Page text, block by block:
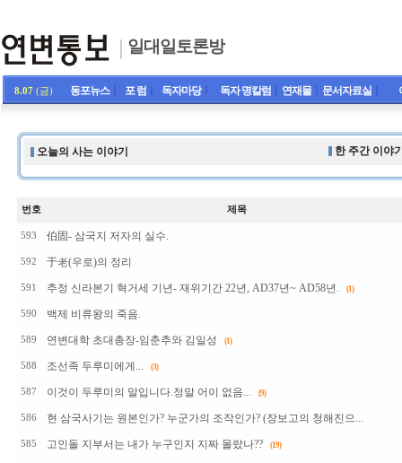
일대일토론방
8.07 (금) 동포뉴스ㅣ 포 럼 독자마당ㅣ 독자 명칼럼 연재물ㅣ 문서자료실
오늘의 사는 이야기 한 주간 이야
번호 제목
593 伯固- 삼국지 저자의 실수.
592 于老(우로)의 정리
591 추정 신라본기 혁거세 기년- 재위기간 22년, AD37년~ AD58년. (1)
590 백제 비류왕의 죽음.
589 연변대학 초대총장-임춘추와 김일성 (1)
588 조선족 두루미에게... (3)
587 이것이 두루미의 말입니다.정말 어이 없음... (9)
586 현 삼국사기는 원본인가? 누군가의 조작인가? (장보고의 청해진으...
585 고인돌 지부서는 내가 누구인지 지짜 몰랐나?? (19)